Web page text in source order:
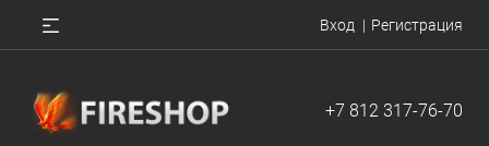
Вход Регистрация
+7 812 317-76-70